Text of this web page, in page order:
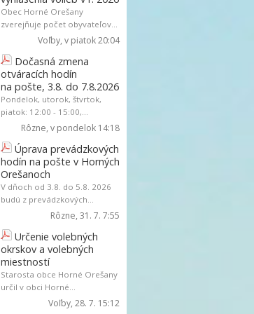
Obec Horné Orešany
zverejňuje počet obyvateľov...
Voľby, v piatok 20:04
Dočasná zmena
otváracích hodín
na pošte, 3.8. do 7.8.2026
Pondelok, utorok, štvrtok,
piatok: 12:00 - 15:00,...
Rôzne, v pondelok 14:18
Úprava prevádzkových
hodín na pošte v Horných
Orešanoch
V dňoch od 3.8. do 5.8. 2026
budú z prevádzkových...
Rôzne, 31. 7. 7:55
Určenie volebných
okrskov a volebných
miestností
Starosta obce Horné Orešany
určil v obci Horné...
Voľby, 28. 7. 15:12